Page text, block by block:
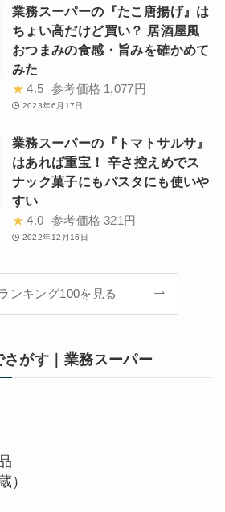
業務スーパーの『たこ唐揚げ』は
ちょい高だけど買い？ 居酒屋風
おつまみの食感・旨みを確かめて
みた
★ 4.5 参考価格 1,077円
2023年6月17日
業務スーパーの『トマトサルサ』
はあれば重宝！ 辛さ控えめでス
ナック菓子にもパスタにも使いや
すい
★ 4.0 参考価格 321円
2022年12月16日
ンキング100を見る
がす｜業務スーパー
）